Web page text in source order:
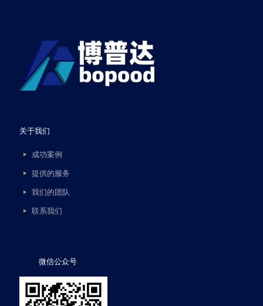
关于我们
成功案例
提供的服务
我们的团队
联系我们
微信公众号